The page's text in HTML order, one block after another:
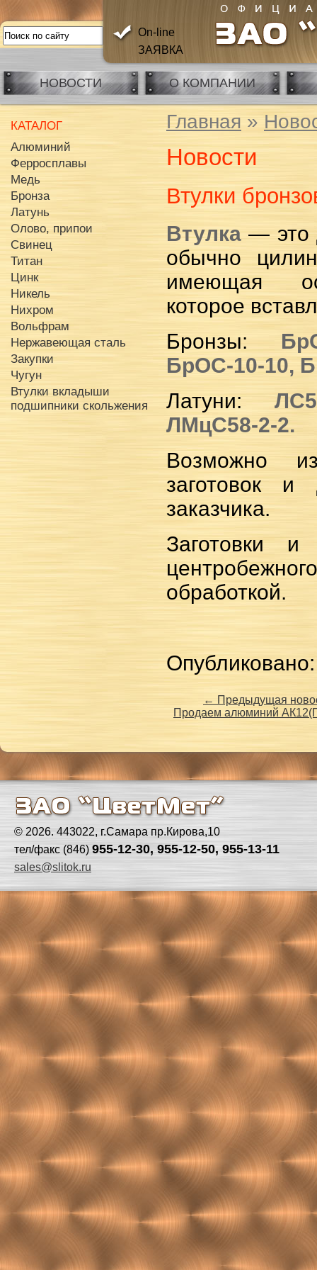
On-line
ЗАЯВКА
НОВОСТИ О КОМПАНИИ
Главная »
Новости
Втулки
Втулка — это
обычно
имеющая
которое
Бронзы:
БрОС-10-10,
Латуни:
ЛМцС58-2-2.
Возможно
заготовок
заказчика.
Заготовки и
обработкой.
← Предыдущая
Продаем алюминий
КАТАЛОГ
Алюминий
Ферросплавы
Медь
Бронза
Латунь
Олово, припои
Свинец
Титан
Цинк
Никель
Нихром
Вольфрам
Нержавеющая сталь
Закупки
Чугун
Втулки вкладыши
подшипники скольжения
© 2026. 443022, г.Самара пр.Кирова,10
тел/факс (846) 955-12-30, 955-12-50, 955-13-11
sales@slitok.ru